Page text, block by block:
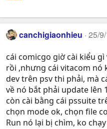
canchigiaonhieu 25/
cái comicgo giờ cài kiểu
rồi ,nhưng cái vitacom nó
dev trên psv thi phải, mà
về nó bắt phải update lên
còn cài bằng cái pssuite
chọn mode ok, chọn file
Run nó lại bị chìm, ko